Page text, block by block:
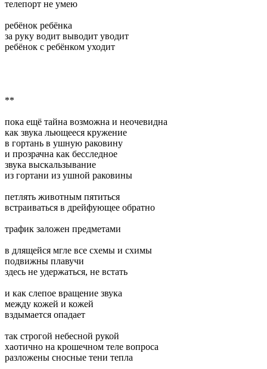
телепорт не умею
ребёнок ребёнка
за руку водит выводит уводит
ребёнок с ребёнком уходит
**
пока ещё тайна возможна и неочевидна
как звука льющееся кружение
в гортань в ушную раковину
и прозрачна как бесследное
звука выскальзывание
из гортани из ушной раковины
петлять животным пятиться
встраиваться в дрейфующее обратно
трафик заложен предметами
в длящейся мгле все схемы и схимы
подвижны плавучи
здесь не удержаться, не встать
и как слепое вращение звука
между кожей и кожей
вздымается опадает
так строгой небесной рукой
хаотично на крошечном теле вопроса
разложены сносные тени тепла